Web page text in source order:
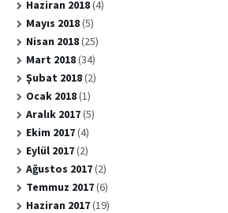
Haziran 2018(4)
Mayıs 2018(5)
Nisan 2018(25)
Mart 2018(34)
Şubat 2018(2)
Ocak 2018(1)
Aralık 2017(5)
Ekim 2017(4)
Eylül 2017(2)
Ağustos 2017(2)
Temmuz 2017(6)
Haziran 2017(19)